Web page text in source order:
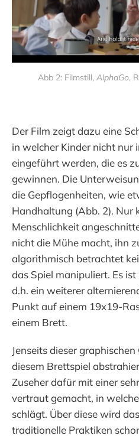
Abb 2: Filmstill, AlphaGo,
Der Film zeigt dazu eine
in welcher Kinder nicht nur
eingeführt werden, die es
gewinnen. Die
die Gepflogenheiten, wie
Handhaltung (Abb. 2). Nur
Menschlichkeit
nicht die Mühe macht, ihn
algorithmisch betrachtet
das Spiel manipuliert. Es
d.h. ein weiterer
Punkt auf einem 19x19-
einem Brett.
Jenseits dieser
diesem Brettspiel
Zuseher dafür mit einer
vertraut gemacht, in
schlägt. Über diese wird
traditionelle Praktiken